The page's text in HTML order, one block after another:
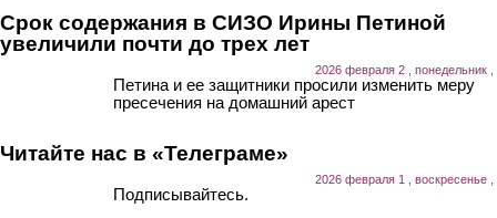
Срок содержания в СИЗО Ирины Петиной
увеличили почти до трех лет
2026 февраля 2 , понедельник ,
Петина и ее защитники просили изменить меру
пресечения на домашний арест
Читайте нас в «Телеграме»
2026 февраля 1 , воскресенье ,
Подписывайтесь.